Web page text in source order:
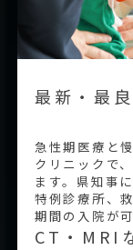
最新・最
急性期医療と
クリニックで
ます。県知事
特例診療所、
期間の入院が可
CT・MRI